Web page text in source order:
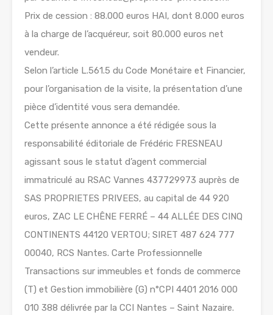
Prix de cession : 88.000 euros HAI, dont 8.000 euros
à la charge de l’acquéreur, soit 80.000 euros net
vendeur.
Selon l’article L.561.5 du Code Monétaire et Financier,
pour l’organisation de la visite, la présentation d’une
pièce d’identité vous sera demandée.
Cette présente annonce a été rédigée sous la
responsabilité éditoriale de Frédéric FRESNEAU
agissant sous le statut d’agent commercial
immatriculé au RSAC Vannes 437729973 auprès de
SAS PROPRIETES PRIVEES, au capital de 44 920
euros, ZAC LE CHÊNE FERRÉ – 44 ALLÉE DES CINQ
CONTINENTS 44120 VERTOU; SIRET 487 624 777
00040, RCS Nantes. Carte Professionnelle
Transactions sur immeubles et fonds de commerce
(T) et Gestion immobilière (G) n°CPI 4401 2016 000
010 388 délivrée par la CCI Nantes – Saint Nazaire.